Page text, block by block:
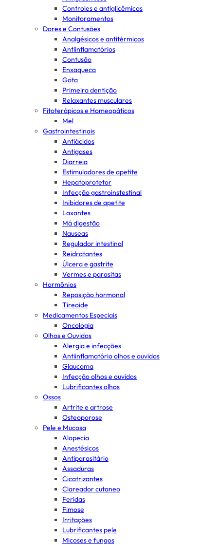
Controles e antiglicêmicos
Monitoramentos
Dores e Contusões
Analgésicos e antitérmicos
Antiinflamatórios
Contusão
Enxaqueca
Gota
Primeira dentição
Relaxantes musculares
Fitoterápicos e Homeopáticos
Mel
Gastrointestinais
Antiácidos
Antigases
Diarreia
Estimuladores de apetite
Hepatoprotetor
Infecção gastroinstestinal
Inibidores de apetite
Laxantes
Má digestão
Nauseas
Regulador intestinal
Reidratantes
Úlcera e gastrite
Vermes e parasitas
Hormônios
Reposição hormonal
Tireoide
Medicamentos Especiais
Oncologia
Olhos e Ouvidos
Alergia e infecções
Antiinflamatório olhos e ouvidos
Glaucoma
Infecção olhos e ouvidos
Lubrificantes olhos
Ossos
Artrite e artrose
Osteoporose
Pele e Mucosa
Alopecia
Anestésicos
Antiparasitário
Assaduras
Cicatrizantes
Clareador cutaneo
Feridas
Fimose
Irritações
Lubrificantes pele
Micoses e fungos